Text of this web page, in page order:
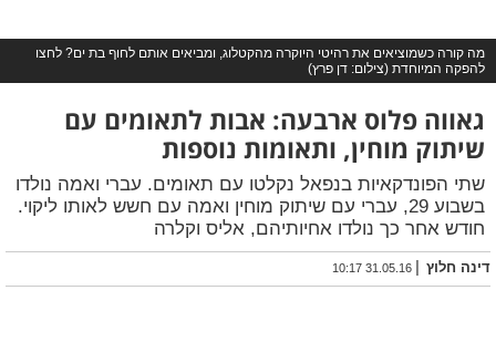
מה קורה כשמוציאים את רהיטי היוקרה מהקטלוג, ומביאים אותם לחוף בת ים? לחצו
להפקה המיוחדת (צילום: דן פרץ)
גאווה פלוס ארבעה: אבות לתאומים עם
שיתוק מוחין, ותאומות נוספות
שתי הפונדקאיות בנפאל נקלטו עם תאומים. עברי ואמה נולדו
בשבוע 29, עברי עם שיתוק מוחין ואמה עם חשש לאותו ליקוי.
חודש אחר כך נולדו אחיותיהם, אליס וקלרה
דינה חלוץ |
31.05.16 10:17